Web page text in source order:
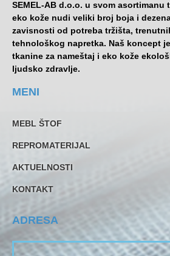
SEMEL-AB d.o.o. u svom asortimanu
eko kože nudi veliki broj boja i
zavisnosti od potreba tržišta,
tehnološkog napretka. Naš koncept
tkanine za nameštaj i eko kože
ljudsko zdravlje.
MENI
MEBL ŠTOF
REPROMATERIJAL
AKTUELNOSTI
KONTAKT
ADRESA